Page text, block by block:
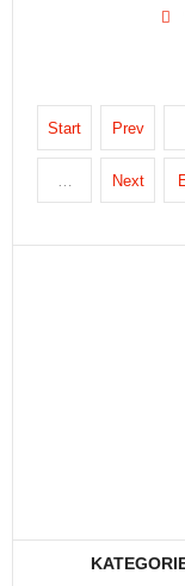
Start Prev
… Next